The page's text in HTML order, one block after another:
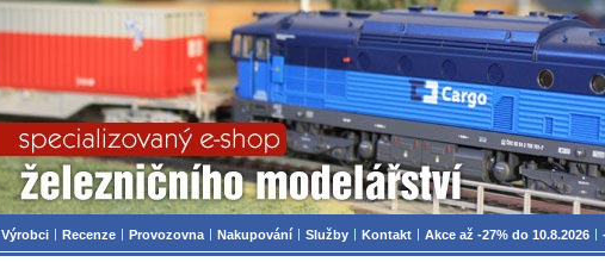
Železniční modelářství, modely, TT, H0, mašinky
Výrobci Recenze Provozovna Nakupování Služby Kontakt Akce až -27% do 10.8.2026